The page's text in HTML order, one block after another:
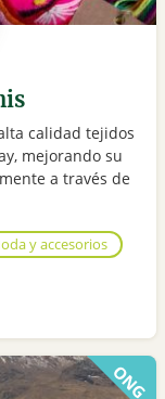
calidad tejidos
mejorando su
a través de
y accesorios